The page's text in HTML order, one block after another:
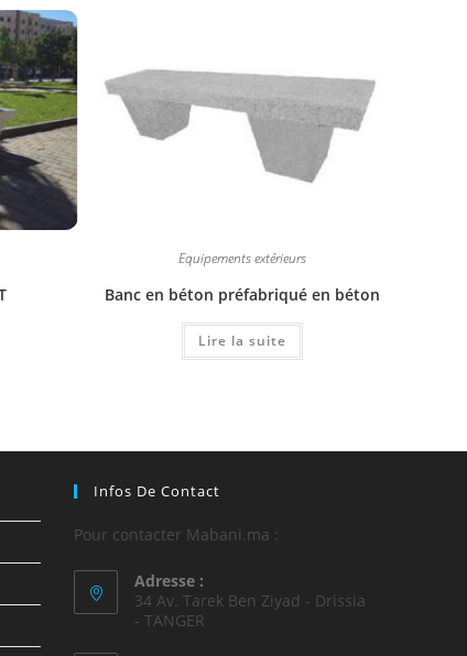
Equipements extérieurs
Banc en béton préfabriqué en béton
Lire la suite
Infos De Contact
Pour contacter Mabani.ma :
Adresse :
34 Av. Tarek Ben Ziyad - Drissia
- TANGER